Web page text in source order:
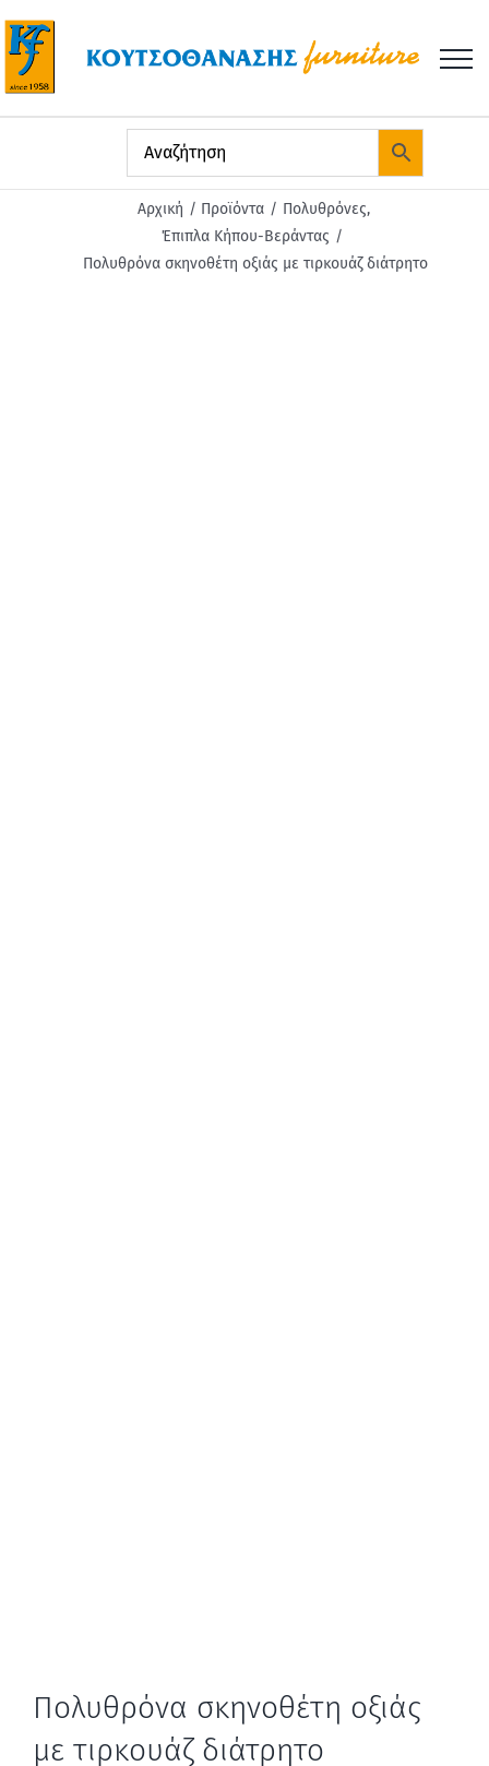
στο
περιεχόμενο
Αρχική Προϊόντα
Πολυθρόνες
Έπιπλα Κήπου-Βεράντας
Πολυθρόνα σκηνοθέτη οξιάς με τιρκουάζ διάτρητο
Πολυθρόνα σκηνοθέτη οξιάς
με τιρκουάζ διάτρητο